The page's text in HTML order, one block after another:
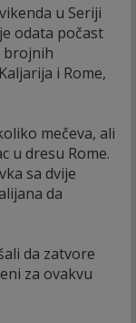
u Seriji
odata počast
brojnih
i Rome,
mečeva, ali
u dresu Rome.
sa dvije
da
da zatvore
za ovakvu